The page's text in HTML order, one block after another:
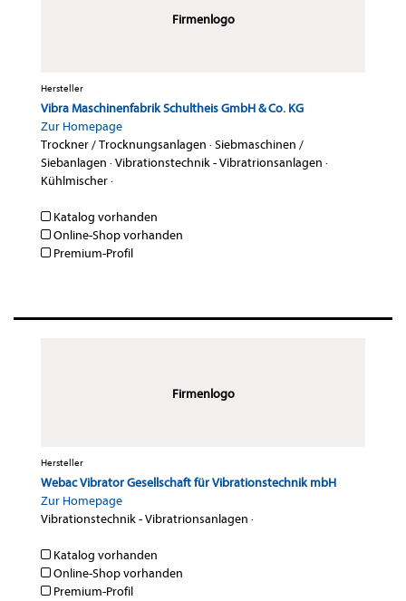
Firmenlogo
Hersteller
Vibra Maschinenfabrik Schultheis GmbH & Co. KG
Zur Homepage
Trockner / Trocknungsanlagen ·Siebmaschinen /
Siebanlagen ·Vibrationstechnik - Vibratrionsanlagen ·
Kühlmischer·
Katalog vorhanden
Online-Shop vorhanden
Premium-Profil
Firmenlogo
Hersteller
Webac Vibrator Gesellschaft für Vibrationstechnik mbH
Zur Homepage
Vibrationstechnik - Vibratrionsanlagen ·
Katalog vorhanden
Online-Shop vorhanden
Premium-Profil